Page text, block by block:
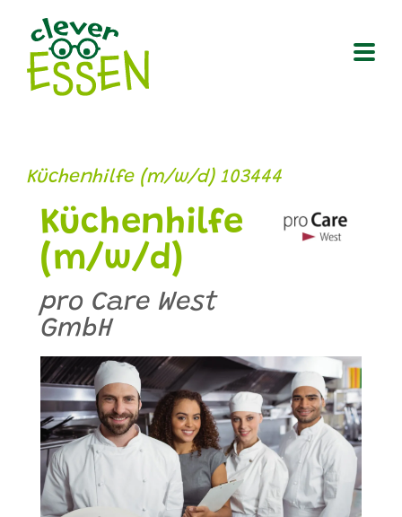
Inhalt
springen
Küchenhilfe (m/w/d) 103444
Küchenhilfe
(m/w/d)
pro Care West
GmbH